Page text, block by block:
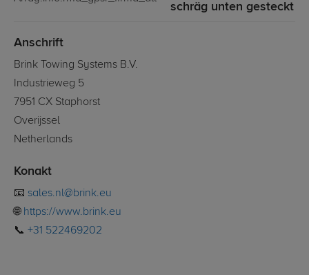
schräg unten gesteckt
Anschrift
Brink Towing Systems B.V.
Industrieweg 5
7951 CX Staphorst
Overijssel
Netherlands
Konakt
📧 sales.nl@brink.eu
🌐 https://www.brink.eu
📞 +31 522469202